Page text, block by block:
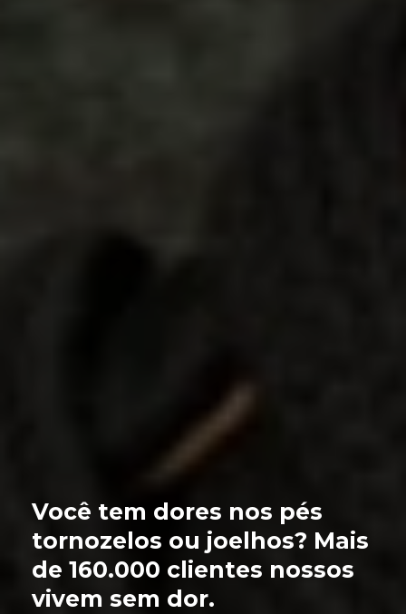
Você tem dores nos pés
tornozelos ou joelhos? Mais
de 160.000 clientes nossos
vivem sem dor.